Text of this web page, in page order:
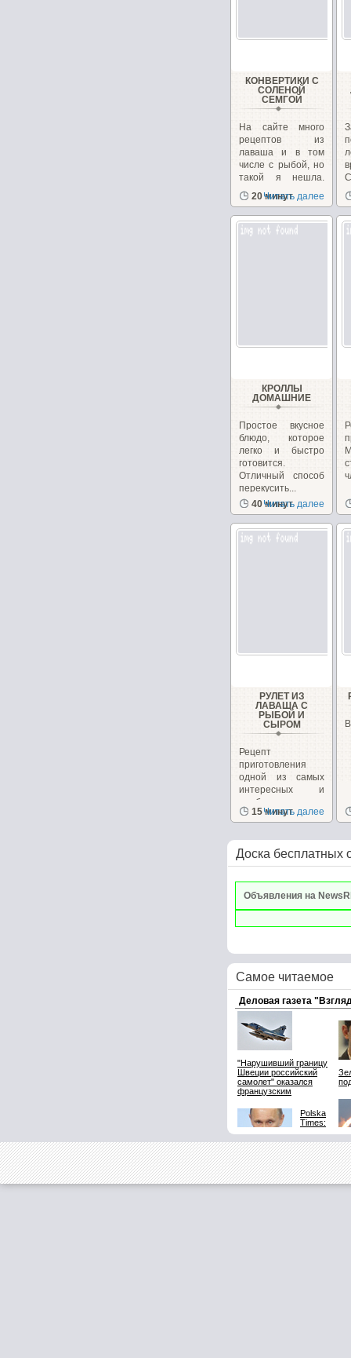
КОНВЕРТИКИ С
СОЛЕНОЙ
СЕМГОЙ
На сайте много
рецептов из
лаваша и в том
числе с рыбой, но
такой я нешла.
Готовлю...
20 минут
Читать далее
КРОЛЛЫ
ДОМАШНИЕ
Простое вкусное
блюдо, которое
легко и быстро
готовится.
Отличный способ
перекусить...
40 минут
Читать далее
РУЛЕТ ИЗ
ЛАВАША С
РЫБОЙ И
СЫРОМ
Рецепт
приготовления
одной из самых
интересных и
необычных
закусок, которую...
15 минут
Читать далее
Доска бесплатных
Объявления на
Самое читаемое